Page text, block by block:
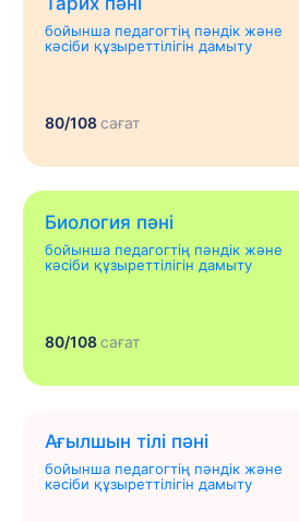
бойынша педагогтің пәндік және
кәсіби құзыреттілігін дамыту
80/108сағат
Биология пәні
бойынша педагогтің пәндік және
кәсіби құзыреттілігін дамыту
80/108сағат
Ағылшын тілі пәні
бойынша педагогтің пәндік және
кәсіби құзыреттілігін дамыту